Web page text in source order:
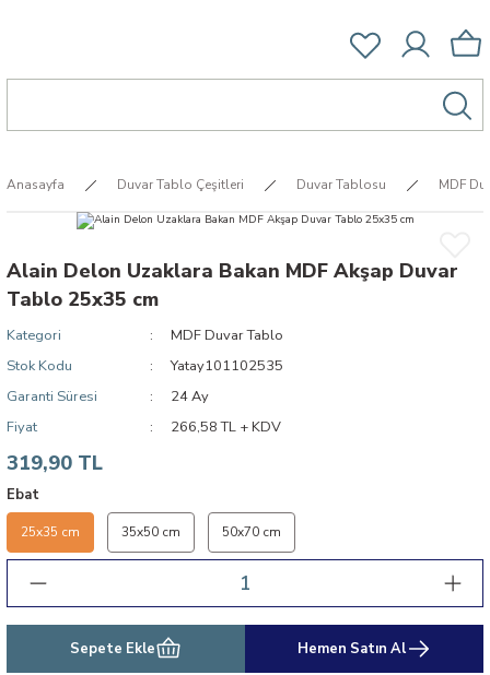
Anasayfa Duvar Tablo Çeşitleri Duvar Tablosu MDF
Alain Delon Uzaklara Bakan MDF Akşap Duvar
Tablo 25x35 cm
Kategori
MDF Duvar Tablo
Stok Kodu
Yatay101102535
Garanti Süresi
24 Ay
Fiyat
266,58 TL + KDV
319,90 TL
Ebat
25x35 cm 35x50 cm 50x70 cm
Sepete Ekle Hemen Satın Al